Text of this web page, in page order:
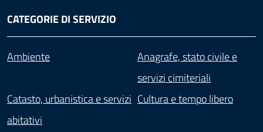
CATEGORIE DI SERVIZIO
Ambiente
Anagrafe, stato civile e
servizi cimiteriali
Catasto, urbanistica e servizi
abitativi
Cultura e tempo libero